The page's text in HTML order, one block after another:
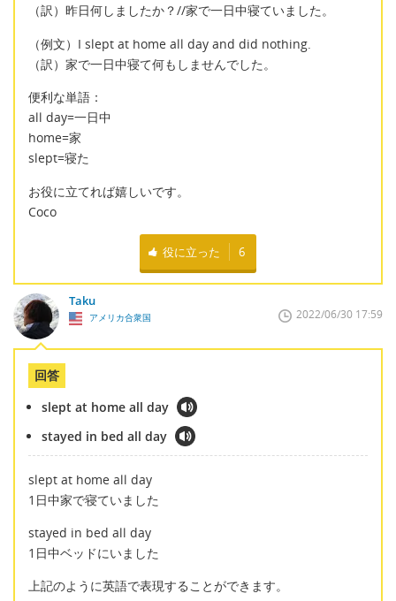
（訳）昨日何しましたか？//家で一日中寝ていました。
（例文）I slept at home all day and did nothing.
（訳）家で一日中寝て何もしませんでした。
便利な単語：
all day=一日中
home=家
slept=寝た
お役に立てれば嬉しいです。
Coco
役に立った 6
Taku
アメリカ合衆国 2022/06/30 17:59
回答
slept at home all day
stayed in bed all day
slept at home all day
1日中家で寝ていました
stayed in bed all day
1日中ベッドにいました
上記のように英語で表現することができます。